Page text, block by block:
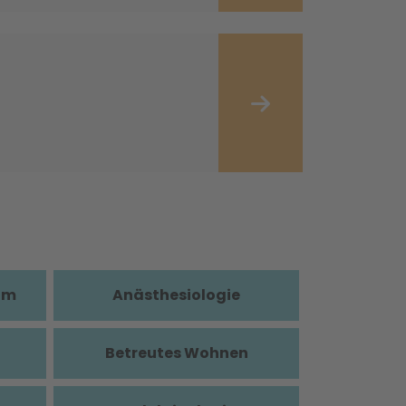
Anästhesiologie
Betreutes Wohnen